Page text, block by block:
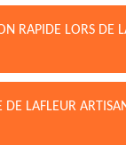
RAPIDE LORS DE
LAFLEUR